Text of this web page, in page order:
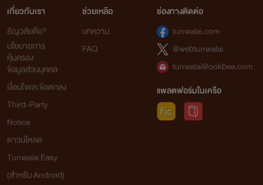
"ในเมื่อมึงไม่ยอมรับกูก็จะทำเเบบที่เเฟนมึงทำกับน้องกู"
เกี่ยวกับเรา
ธัญวลัยคือ?
นโยบายการ
คุ้มครอง
ข้อมูลส่วนบุคคล
เงื่อนไขและข้อตกลง
Third-Party
Notice
ดาวน์โหลด
Tunwalai Easy
(สำหรับ Android)
ช่วยเหลือ
บทความ
FAQ
ช่องทางติดต่อ
tunwalai.com
@webtunwalai
tunwalai@ookbee.com
แพลตฟอร์มในเครือ